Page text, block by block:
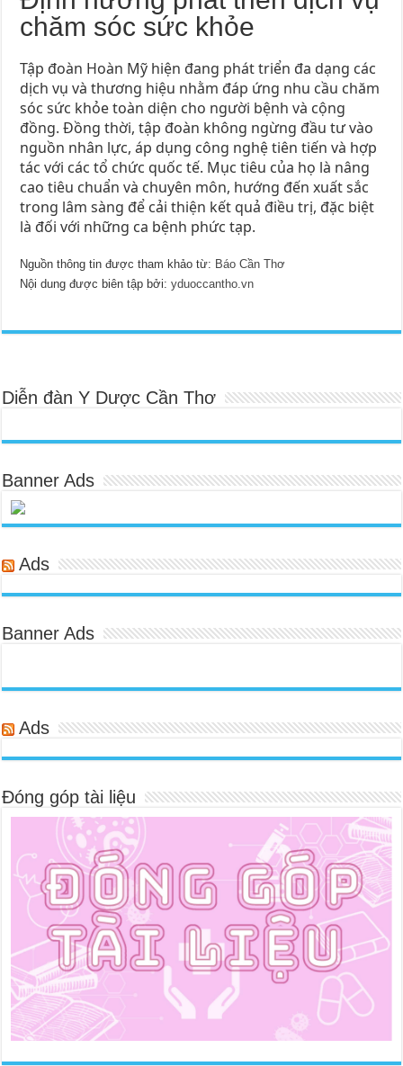
chăm sóc sức khỏe
Tập đoàn Hoàn Mỹ hiện đang phát triển đa dạng các
dịch vụ và thương hiệu nhằm đáp ứng nhu cầu chăm
sóc sức khỏe toàn diện cho người bệnh và cộng
đồng. Đồng thời, tập đoàn không ngừng đầu tư vào
nguồn nhân lực, áp dụng công nghệ tiên tiến và hợp
tác với các tổ chức quốc tế. Mục tiêu của họ là nâng
cao tiêu chuẩn và chuyên môn, hướng đến xuất sắc
trong lâm sàng để cải thiện kết quả điều trị, đặc biệt
là đối với những ca bệnh phức tạp.
Nguồn thông tin được tham khảo từ: Báo Cần Thơ
Nội dung được biên tập bởi:yduoccantho.vn
Diễn đàn Y Dược Cần Thơ
Banner Ads
Ads
Banner Ads
Ads
Đóng góp tài liệu